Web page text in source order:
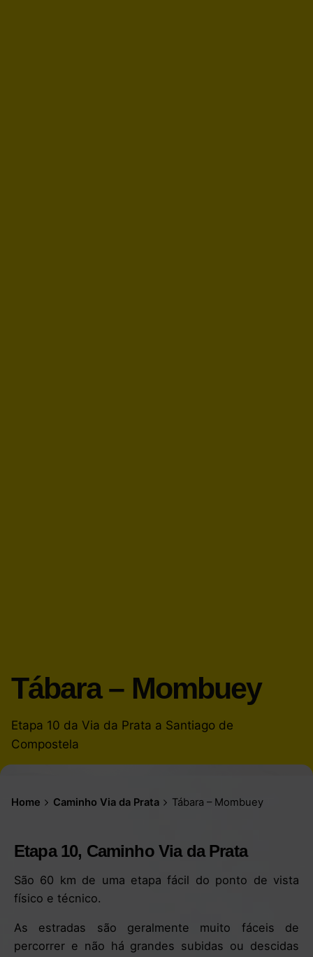
Tábara – Mombuey
Etapa 10 da Via da Prata a Santiago de
Compostela
Home Caminho Via da Prata Tábara – Mombuey
Etapa 10, Caminho Via da Prata
São 60 km de uma etapa fácil do ponto de vista
físico e técnico.
As estradas são geralmente muito fáceis de
percorrer e não há grandes subidas ou descidas